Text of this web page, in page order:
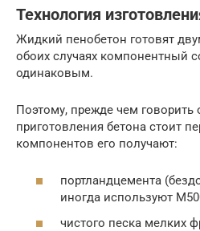
Технология
Жидкий пенобетон готовят
обоих случаях компонентный
одинаковым.
Поэтому, прежде чем говорить
приготовления бетона стоит
компонентов его получают:
портландцемента
иногда используют
чистого песка мелких